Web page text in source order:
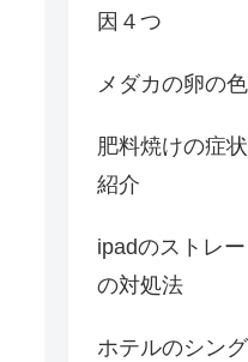
因４つ
メダカの卵の
肥料焼けの症
紹介
ipadのストレ
の対処法
ホテルのシン